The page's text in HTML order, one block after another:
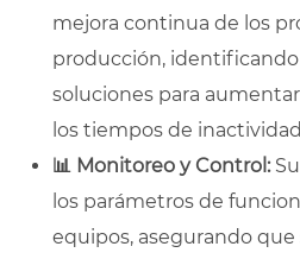
mejora continua de los
producción,
soluciones para
los tiempos de
📊 Monitoreo y Control:
los parámetros de
equipos, asegurando